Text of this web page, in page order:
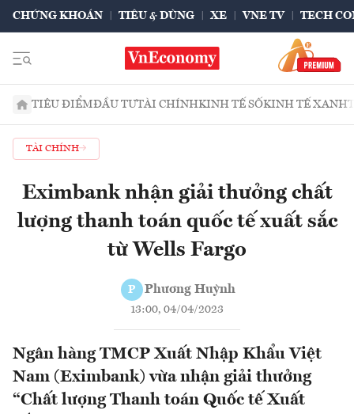
CHỨNG KHOÁN TIÊU & DÙNG XE VNE TV TECH
TIÊU ĐIỂMĐẦU TƯTÀI CHÍNHKINH TẾ SỐKINH TẾ XANH
TÀI CHÍNH
Eximbank nhận giải thưởng chất
lượng thanh toán quốc tế xuất sắc
từ Wells Fargo
P Phương Huỳnh
13:00, 04/04/2023
Ngân hàng TMCP Xuất Nhập Khẩu Việt
Nam (Eximbank) vừa nhận giải thưởng
“Chất lượng Thanh toán Quốc tế Xuất